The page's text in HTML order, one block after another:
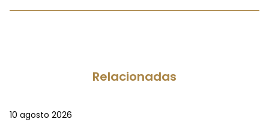
Relacionadas
10 agosto 2026